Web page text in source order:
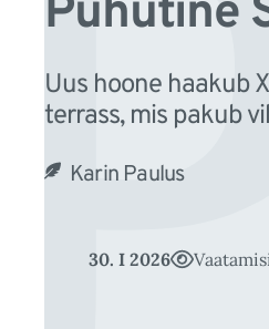
Puhutine
Uus hoone haakub
terrass, mis pakub
Karin Paulus
30. I 2026